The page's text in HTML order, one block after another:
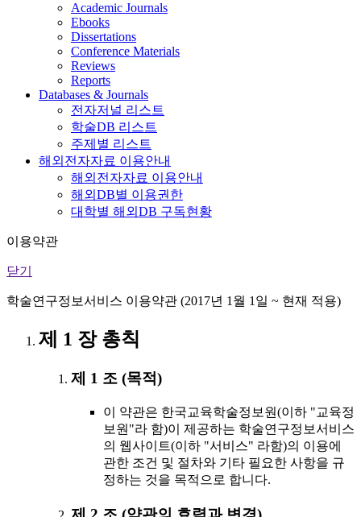
Academic Journals
Ebooks
Dissertations
Conference Materials
Reviews
Reports
Databases & Journals
전자저널 리스트
학술DB 리스트
주제별 리스트
해외전자자료 이용안내
해외전자자료 이용안내
해외DB별 이용권한
대학별 해외DB 구독현황
이용약관
닫기
학술연구정보서비스 이용약관 (2017년 1월 1일 ~ 현재 적용)
제 1 장 총칙
제 1 조 (목적)
이 약관은 한국교육학술정보원(이하 "교육정
보원"라 함)이 제공하는 학술연구정보서비스
의 웹사이트(이하 "서비스" 라함)의 이용에
관한 조건 및 절차와 기타 필요한 사항을 규
정하는 것을 목적으로 합니다.